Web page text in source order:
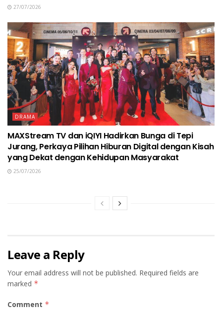
27/07/2026
DRAMA
MAXStream TV dan iQIYI Hadirkan Bunga di Tepi
Jurang, Perkaya Pilihan Hiburan Digital dengan Kisah
yang Dekat dengan Kehidupan Masyarakat
25/07/2026
Leave a Reply
Your email address will not be published. Required fields are
marked *
Comment *